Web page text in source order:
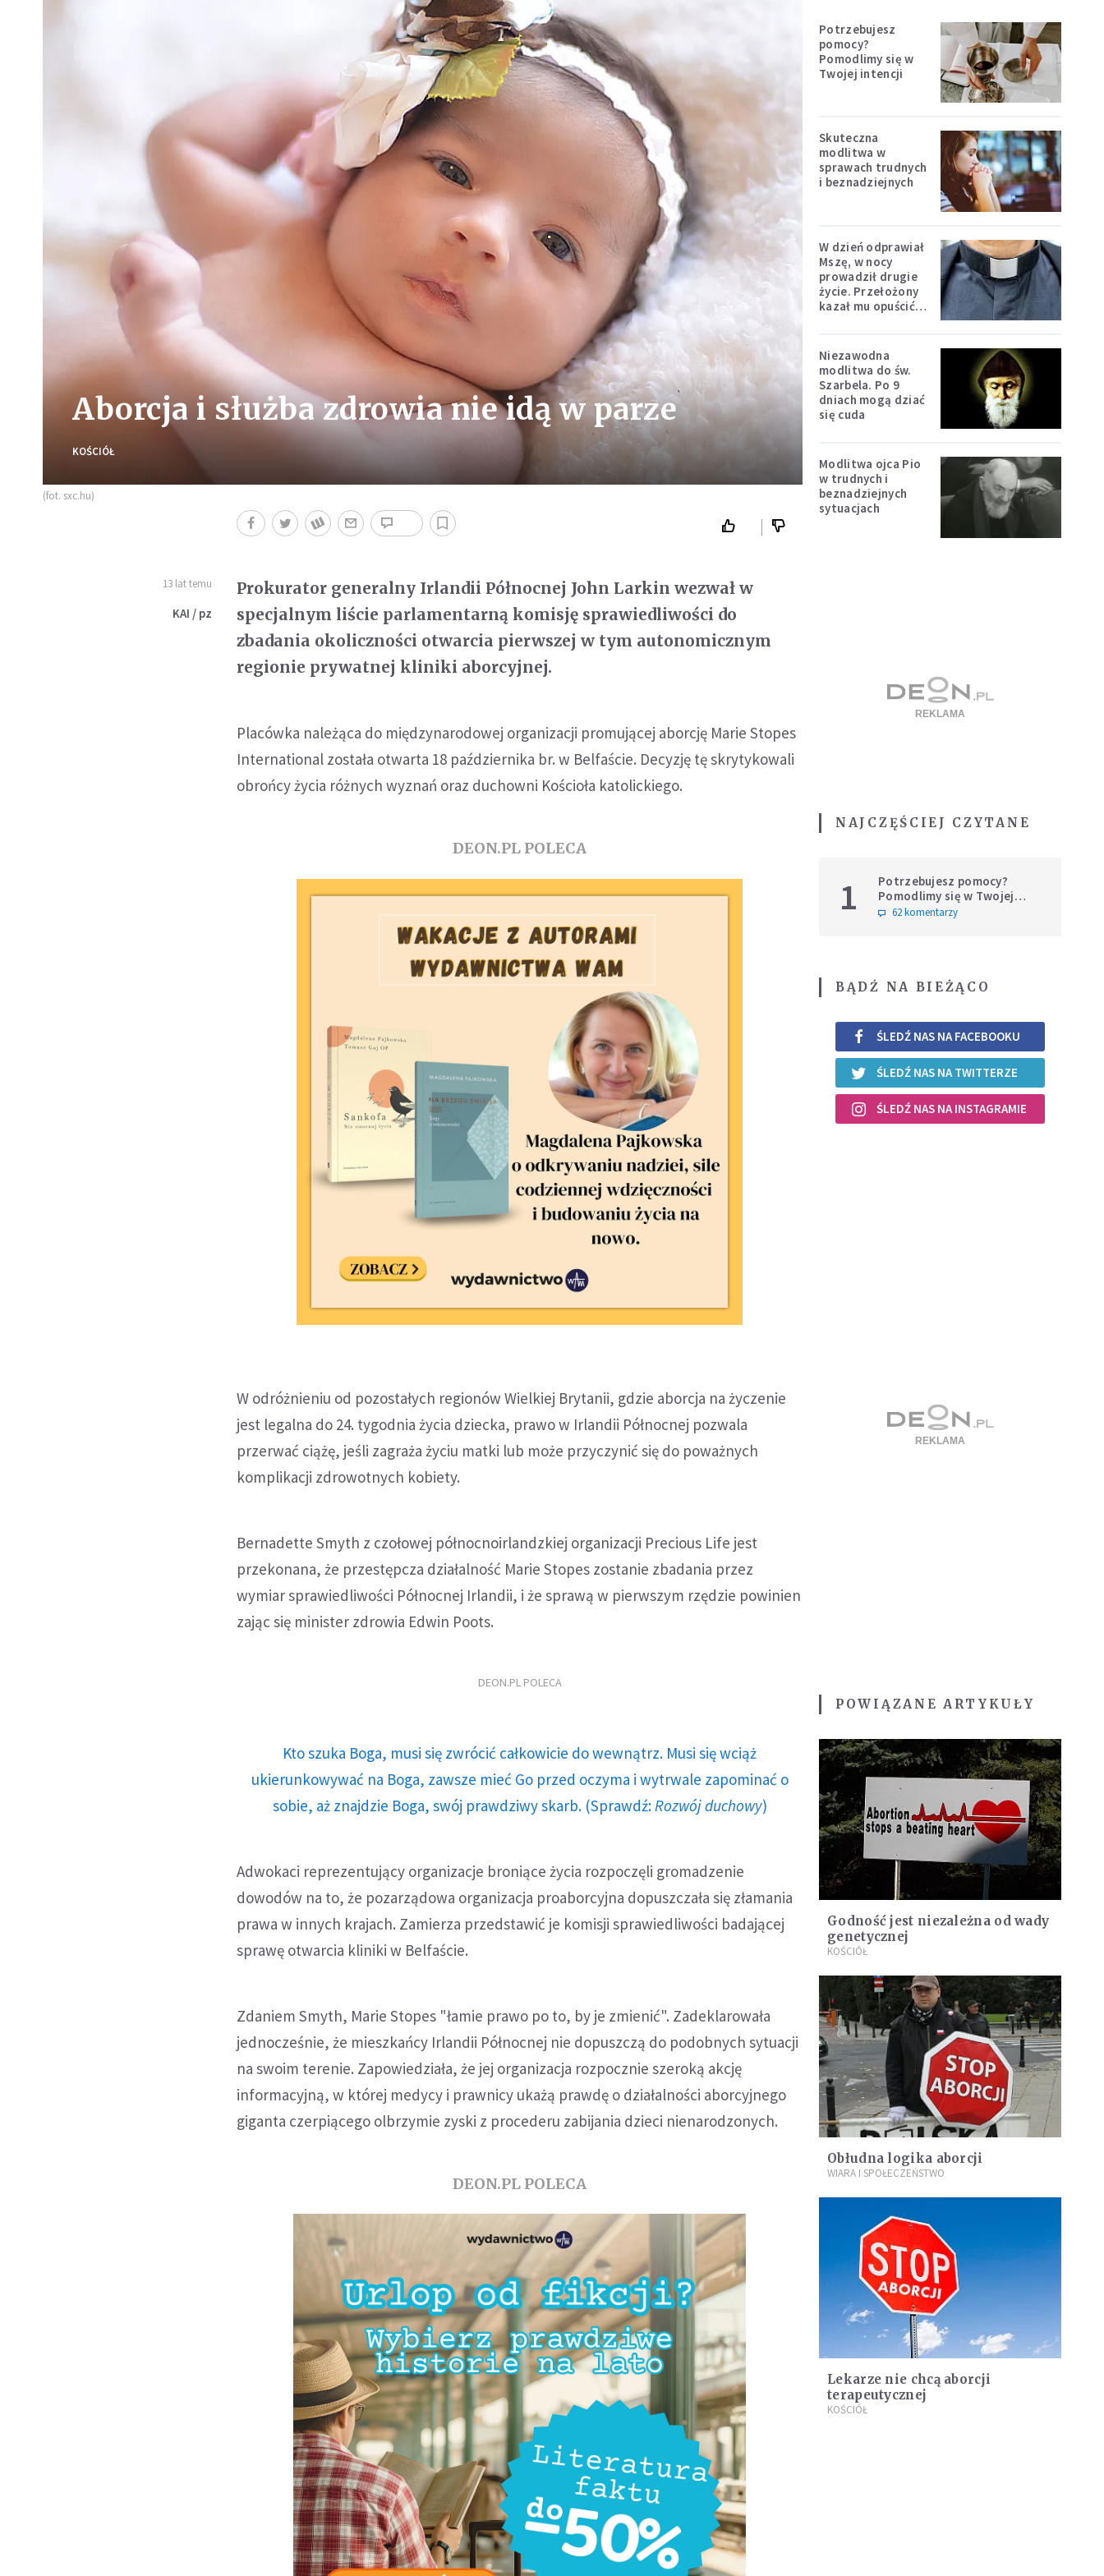
Aborcja i służba zdrowia nie idą w parze
KOŚCIÓŁ
(fot. sxc.hu)
13 lat temu
KAI / pz
Prokurator generalny Irlandii Północnej John Larkin wezwał w
specjalnym liście parlamentarną komisję sprawiedliwości do
zbadania okoliczności otwarcia pierwszej w tym autonomicznym
regionie prywatnej kliniki aborcyjnej.
Placówka należąca do międzynarodowej organizacji promującej aborcję Marie Stopes
International została otwarta 18 października br. w Belfaście. Decyzję tę skrytykowali
obrońcy życia różnych wyznań oraz duchowni Kościoła katolickiego.
DEON.PL POLECA
W odróżnieniu od pozostałych regionów Wielkiej Brytanii, gdzie aborcja na życzenie
jest legalna do 24. tygodnia życia dziecka, prawo w Irlandii Północnej pozwala
przerwać ciążę, jeśli zagraża życiu matki lub może przyczynić się do poważnych
komplikacji zdrowotnych kobiety.
Bernadette Smyth z czołowej północnoirlandzkiej organizacji Precious Life jest
przekonana, że przestępcza działalność Marie Stopes zostanie zbadania przez
wymiar sprawiedliwości Północnej Irlandii, i że sprawą w pierwszym rzędzie powinien
zając się minister zdrowia Edwin Poots.
DEON.PL POLECA
Kto szuka Boga, musi się zwrócić całkowicie do wewnątrz. Musi się wciąż
ukierunkowywać na Boga, zawsze mieć Go przed oczyma i wytrwale zapominać o
sobie, aż znajdzie Boga, swój prawdziwy skarb. (Sprawdź: Rozwój duchowy)
Adwokaci reprezentujący organizacje broniące życia rozpoczęli gromadzenie
dowodów na to, że pozarządowa organizacja proaborcyjna dopuszczała się złamania
prawa w innych krajach. Zamierza przedstawić je komisji sprawiedliwości badającej
sprawę otwarcia kliniki w Belfaście.
Zdaniem Smyth, Marie Stopes "łamie prawo po to, by je zmienić". Zadeklarowała
jednocześnie, że mieszkańcy Irlandii Północnej nie dopuszczą do podobnych sytuacji
na swoim terenie. Zapowiedziała, że jej organizacja rozpocznie szeroką akcję
informacyjną, w której medycy i prawnicy ukażą prawdę o działalności aborcyjnego
giganta czerpiącego olbrzymie zyski z procederu zabijania dzieci nienarodzonych.
DEON.PL POLECA
Potrzebujesz
pomocy?
Pomodlimy się w
Twojej intencji
Skuteczna
modlitwa w
sprawach trudnych
i beznadziejnych
W dzień odprawiał
Mszę, w nocy
prowadził drugie
życie. Przełożony
kazał mu opuścić
Niezawodna
modlitwa do św.
Szarbela. Po 9
dniach mogą dziać
się cuda
Modlitwa ojca Pio
w trudnych i
beznadziejnych
sytuacjach
NAJCZĘŚCIEJ CZYTANE
1
Potrzebujesz pomocy?
Pomodlimy się w Twojej
intencji
62 komentarzy
BĄDŹ NA BIEŻĄCO
ŚLEDŹ NAS NA FACEBOOKU
ŚLEDŹ NAS NA TWITTERZE
ŚLEDŹ NAS NA INSTAGRAMIE
POWIĄZANE ARTYKUŁY
Godność jest niezależna od wady
genetycznej
KOŚCIÓŁ
Obłudna logika aborcji
WIARA I SPOŁECZEŃSTWO
Lekarze nie chcą aborcji
terapeutycznej
KOŚCIÓŁ